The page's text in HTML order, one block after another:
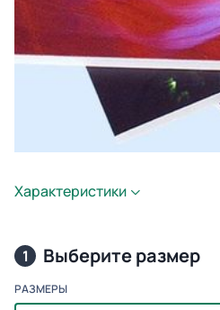
Характеристики
1 Выберите размер
РАЗМЕРЫ